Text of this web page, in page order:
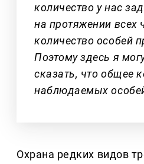
количество у нас
на протяжении всех
количество особей
Поэтому здесь я
сказать, что общее
наблюдаемых
Охрана редких видов